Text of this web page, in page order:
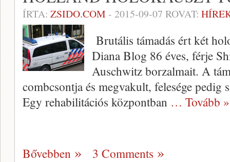
ÍRTA: ZSIDO.COM - 2015-09-07 ROVAT:
Brutális támadás ért két
Diana Blog 86 éves, férje
Auschwitz borzalmait. A
combcsontja és megvakult, felesége pedig
Egy rehabilitációs központban … Tovább »
Bővebben 3 Comments